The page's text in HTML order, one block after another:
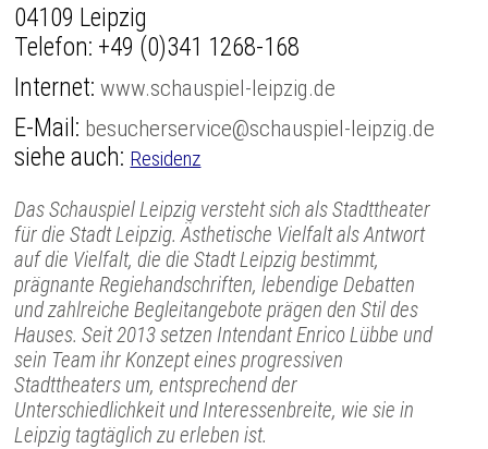
04109 Leipzig
Telefon: +49 (0)341 1268-168
Internet:www.schauspiel-leipzig.de
E-Mail: besucherservice@schauspiel-leipzig.de
siehe auch: Residenz
Das Schauspiel Leipzig versteht sich als Stadttheater
für die Stadt Leipzig. Ästhetische Vielfalt als Antwort
auf die Vielfalt, die die Stadt Leipzig bestimmt,
prägnante Regiehandschriften, lebendige Debatten
und zahlreiche Begleitangebote prägen den Stil des
Hauses. Seit 2013 setzen Intendant Enrico Lübbe und
sein Team ihr Konzept eines progressiven
Stadttheaters um, entsprechend der
Unterschiedlichkeit und Interessenbreite, wie sie in
Leipzig tagtäglich zu erleben ist.